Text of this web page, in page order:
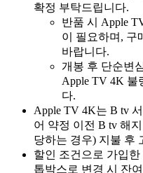
확정 부탁드립니다.
반품 시 Apple
이 필요하며, 구
바랍니다.
개봉 후 단순변
Apple TV 4K 불
다.
Apple TV 4K는 B tv
어 약정 이전 B tv 해
당하는 경우) 지불 후
할인 조건으로 가입
톱박스로 변경 시 잔